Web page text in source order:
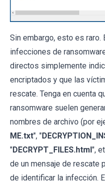
Sin embargo, esto es raro.
infecciones de
directos simplemente
encriptados y que las
rescate. Tenga en cuenta
ransomware suelen
nombres de archivo (por
ME.txt", "
"DECRYPT_FILES.html",
de un mensaje de rescate
de identificar la infección.